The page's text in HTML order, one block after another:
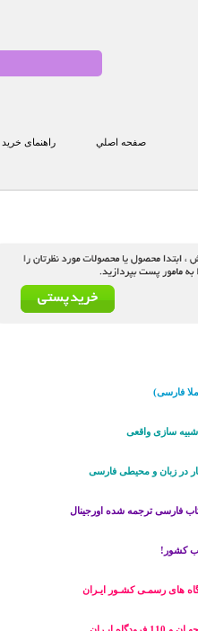
صفحه اصلي راهنمای خرید
سازی واقعی
در زبان و محیطی فارسی
فارسی ترجمه شده اورجینال
کشور!
های رسمـی کشـور ایـران